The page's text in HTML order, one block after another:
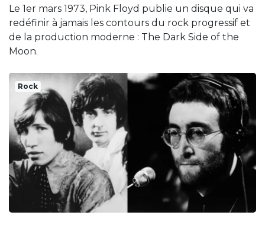
Le 1er mars 1973, Pink Floyd publie un disque qui va
redéfinir à jamais les contours du rock progressif et
de la production moderne : The Dark Side of the
Moon.
Rock